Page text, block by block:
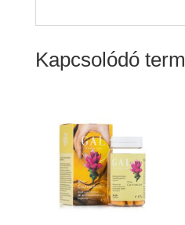
Kapcsolódó